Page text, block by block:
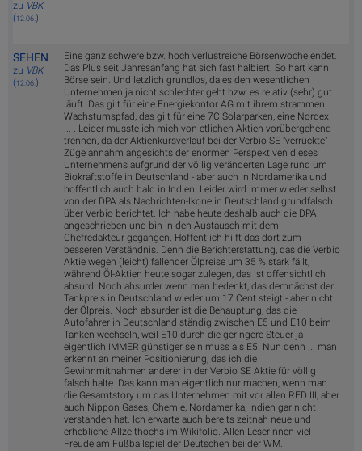
zu VBK
( 12.06.)
SEHEN
zu VBK
( 12.06.)
Eine ganz schwere bzw. hoch verlustreiche Börsenwoche endet.
Das Plus seit Jahresanfang hat sich fast halbiert. So hart kann
Börse sein. Und letzlich grundlos, da es den wesentlichen
Unternehmen ja nicht schlechter geht bzw. es relativ (sehr) gut
läuft. Das gilt für eine Energiekontor AG mit ihrem strammen
Wachstumspfad, das gilt für eine 7C Solarparken, eine Nordex
... . Leider musste ich mich von etlichen Aktien vorübergehend
trennen, da der Aktienkursverlauf bei der Verbio SE "verrückte"
Züge annahm angesichts der enormen Perspektiven dieses
Unternehmens aufgrund der völlig veränderten Lage rund um
Biokraftstoffe in Deutschland - aber auch in Nordamerika und
hoffentlich auch bald in Indien. Leider wird immer wieder selbst
von der DPA als Nachrichten-Ikone in Deutschland grundfalsch
über Verbio berichtet. Ich habe heute deshalb auch die DPA
angeschrieben und bin in den Austausch mit dem
Chefredakteur gegangen. Hoffentlich hilft das dort zum
besseren Verständnis. Denn die Berichterstattung, das die Verbio
Aktie wegen (leicht) fallender Ölpreise um 35 % stark fällt,
während Öl-Aktien heute sogar zulegen, das ist offensichtlich
absurd. Noch absurder wenn man bedenkt, das demnächst der
Tankpreis in Deutschland wieder um 17 Cent steigt - aber nicht
der Ölpreis. Noch absurder ist die Behauptung, das die
Autofahrer in Deutschland ständig zwischen E5 und E10 beim
Tanken wechseln, weil E10 durch die geringere Steuer ja
eigentlich IMMER günstiger sein muss als E5. Nun denn ... man
erkennt an meiner Positionierung, das ich die
Gewinnmitnahmen anderer in der Verbio SE Aktie für völlig
falsch halte. Das kann man eigentlich nur machen, wenn man
die Gesamtstory um das Unternehmen mit vor allen RED III, aber
auch Nippon Gases, Chemie, Nordamerika, Indien gar nicht
verstanden hat. Ich erwarte auch bereits zeitnah neue und
erhebliche Allzeithochs im Wikifolio. Allen LeserInnen viel
Freude am Fußballspiel der Deutschen bei der WM.